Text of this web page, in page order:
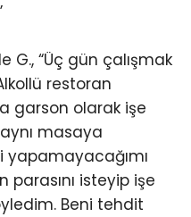
G., “Üç gün çalışmak
restoran
garson olarak işe
masaya
yapamayacağımı
parasını isteyip işe
Beni tehdit